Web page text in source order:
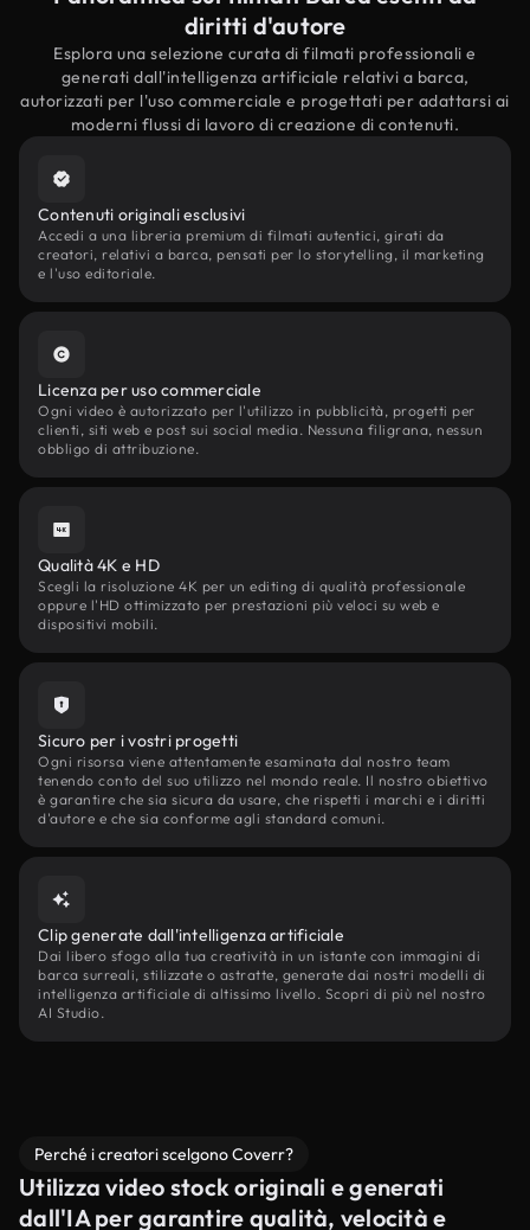
diritti d'autore
Esplora una selezione curata di filmati professionali e
generati dall'intelligenza artificiale relativi a barca,
autorizzati per l'uso commerciale e progettati per adattarsi ai
moderni flussi di lavoro di creazione di contenuti.
Contenuti originali esclusivi
Accedi a una libreria premium di filmati autentici, girati da
creatori, relativi a barca, pensati per lo storytelling, il marketing
e l'uso editoriale.
Licenza per uso commerciale
Ogni video è autorizzato per l'utilizzo in pubblicità, progetti per
clienti, siti web e post sui social media. Nessuna filigrana, nessun
obbligo di attribuzione.
Qualità 4K e HD
Scegli la risoluzione 4K per un editing di qualità professionale
oppure l'HD ottimizzato per prestazioni più veloci su web e
dispositivi mobili.
Sicuro per i vostri progetti
Ogni risorsa viene attentamente esaminata dal nostro team
tenendo conto del suo utilizzo nel mondo reale. Il nostro obiettivo
è garantire che sia sicura da usare, che rispetti i marchi e i diritti
d'autore e che sia conforme agli standard comuni.
Clip generate dall'intelligenza artificiale
Dai libero sfogo alla tua creatività in un istante con immagini di
barca surreali, stilizzate o astratte, generate dai nostri modelli di
intelligenza artificiale di altissimo livello. Scopri di più nel nostro
AI Studio.
Perché i creatori scelgono Coverr?
Utilizza video stock originali e generati
dall'IA per garantire qualità, velocità e